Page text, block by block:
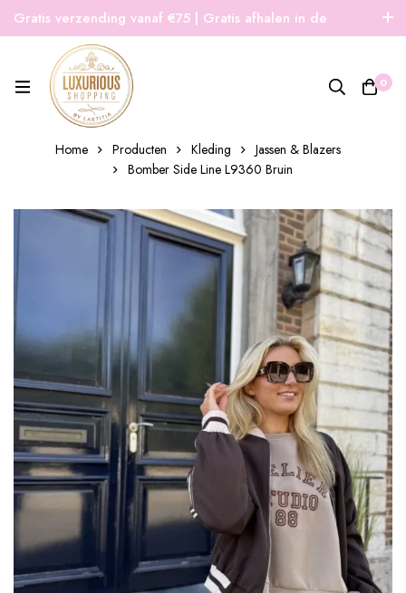
Gratis verzending vanaf €75 | Gratis afhalen in de
winkel | Snelle verzending
0
Home Producten Kleding
Jassen & Blazers
Bomber Side Line L9360 Bruin